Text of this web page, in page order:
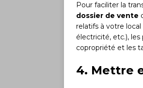
Pour faciliter la
dossier de vente
relatifs à votre
électricité, etc.),
copropriété et les
4. Mettre